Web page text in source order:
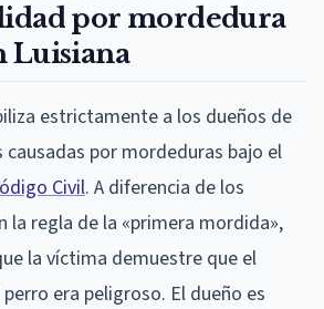
por mordedura
Luisiana
estrictamente a los dueños de
causadas por mordeduras bajo el
Civil. A diferencia de los
la regla de la «primera mordida»,
la víctima demuestre que el
era peligroso. El dueño es